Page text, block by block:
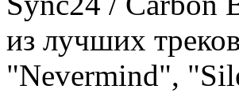
из лучших
"Nevermind",